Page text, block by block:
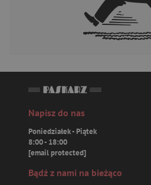
Napisz do nas
Poniedziałek - Piątek
8:00 - 18:00
[email protected]
Bądź z nami na bieżąco